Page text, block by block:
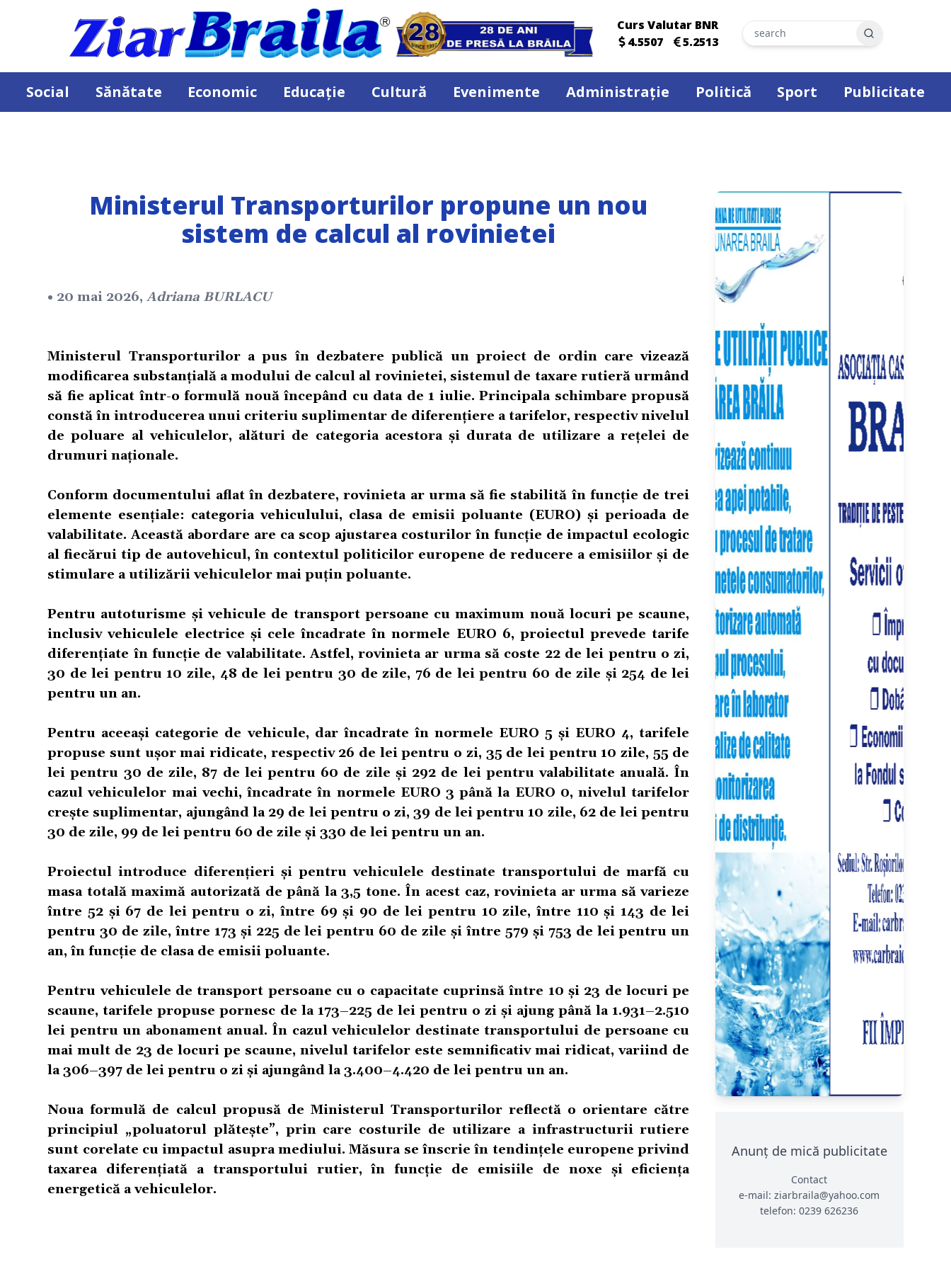
Curs Valutar BNR
4.5507
5.2513
Search
Social Sănătate Economic Educație Cultură Evenimente Administrație Politică Sport Publicitate
Ministerul Transporturilor propune un nou
sistem de calcul al rovinietei
• 20 mai 2026,Adriana BURLACU
Ministerul Transporturilor a pus în dezbatere publică un proiect de ordin care vizează
modificarea substanțială a modului de calcul al rovinietei, sistemul de taxare rutieră urmând
să fie aplicat într-o formulă nouă începând cu data de 1 iulie. Principala schimbare propusă
constă în introducerea unui criteriu suplimentar de diferențiere a tarifelor, respectiv nivelul
de poluare al vehiculelor, alături de categoria acestora și durata de utilizare a rețelei de
drumuri naționale.
Conform documentului aflat în dezbatere, rovinieta ar urma să fie stabilită în funcție de trei
elemente esențiale: categoria vehiculului, clasa de emisii poluante (EURO) și perioada de
valabilitate. Această abordare are ca scop ajustarea costurilor în funcție de impactul ecologic
al fiecărui tip de autovehicul, în contextul politicilor europene de reducere a emisiilor și de
stimulare a utilizării vehiculelor mai puțin poluante.
Pentru autoturisme și vehicule de transport persoane cu maximum nouă locuri pe scaune,
inclusiv vehiculele electrice și cele încadrate în normele EURO 6, proiectul prevede tarife
diferențiate în funcție de valabilitate. Astfel, rovinieta ar urma să coste 22 de lei pentru o zi,
30 de lei pentru 10 zile, 48 de lei pentru 30 de zile, 76 de lei pentru 60 de zile și 254 de lei
pentru un an.
Pentru aceeași categorie de vehicule, dar încadrate în normele EURO 5 și EURO 4, tarifele
propuse sunt ușor mai ridicate, respectiv 26 de lei pentru o zi, 35 de lei pentru 10 zile, 55 de
lei pentru 30 de zile, 87 de lei pentru 60 de zile și 292 de lei pentru valabilitate anuală. În
cazul vehiculelor mai vechi, încadrate în normele EURO 3 până la EURO 0, nivelul tarifelor
crește suplimentar, ajungând la 29 de lei pentru o zi, 39 de lei pentru 10 zile, 62 de lei pentru
30 de zile, 99 de lei pentru 60 de zile și 330 de lei pentru un an.
Proiectul introduce diferențieri și pentru vehiculele destinate transportului de marfă cu
masa totală maximă autorizată de până la 3,5 tone. În acest caz, rovinieta ar urma să varieze
între 52 și 67 de lei pentru o zi, între 69 și 90 de lei pentru 10 zile, între 110 și 143 de lei
pentru 30 de zile, între 173 și 225 de lei pentru 60 de zile și între 579 și 753 de lei pentru un
an, în funcție de clasa de emisii poluante.
Pentru vehiculele de transport persoane cu o capacitate cuprinsă între 10 și 23 de locuri pe
scaune, tarifele propuse pornesc de la 173–225 de lei pentru o zi și ajung până la 1.931–2.510
lei pentru un abonament anual. În cazul vehiculelor destinate transportului de persoane cu
mai mult de 23 de locuri pe scaune, nivelul tarifelor este semnificativ mai ridicat, variind de
la 306–397 de lei pentru o zi și ajungând la 3.400–4.420 de lei pentru un an.
Noua formulă de calcul propusă de Ministerul Transporturilor reflectă o orientare către
principiul „poluatorul plătește”, prin care costurile de utilizare a infrastructurii rutiere
sunt corelate cu impactul asupra mediului. Măsura se înscrie în tendințele europene privind
taxarea diferențiată a transportului rutier, în funcție de emisiile de noxe și eficiența
energetică a vehiculelor.
Anunț de mică publicitate
Contact
e-mail: ziarbraila@yahoo.com
telefon: 0239 626236